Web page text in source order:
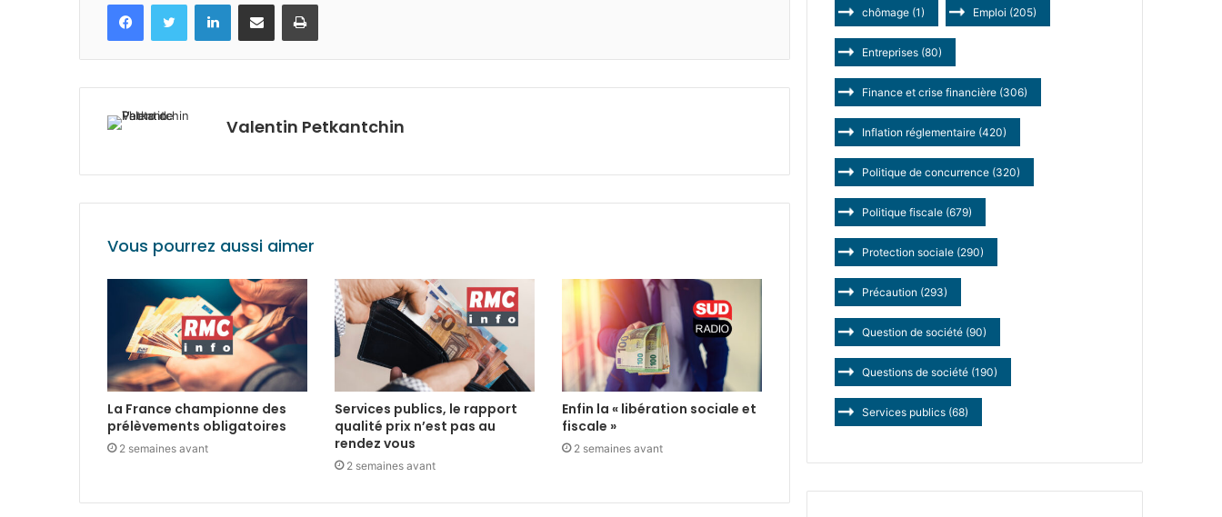
FacebookTwitter LinkedinPartagez par mail Imprimez
Valentin Petkantchin
Vous pourrez aussi aimer
La France championne des
prélèvements obligatoires
2 semaines avant
Services publics, le rapport
qualité prix n’est pas au
rendez vous
2 semaines avant
Enfin la « libération sociale et
fiscale »
2 semaines avant
chômage (1) Emploi (205)
Entreprises (80)
Finance et crise financière (306)
Inflation réglementaire (420)
Politique de concurrence (320)
Politique fiscale (679)
Protection sociale (290)
Précaution (293)
Question de société (90)
Questions de société (190)
Services publics (68)